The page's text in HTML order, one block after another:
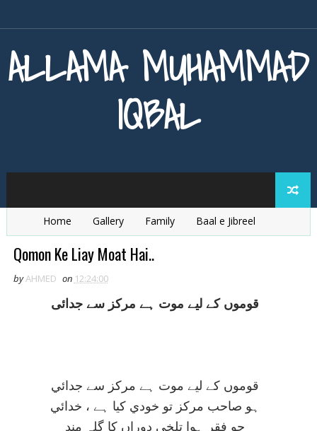
ALLAMA MUHAMMAD
IQBAL
Home Gallery Family
Baal e Jibreel
Zarb e Kaleem
Armaghan e Hijaz
Qomon Ke Liay Moat Hai..
byAHMED on 12:24:00
قوموں کے ليے موت ہے مرکز سے جدائی
قوموں کے ليے موت ہے مرکز سے جدائي
ہو صاحب مرکز تو خودي کيا ہے ، خدائي
جو فقر ہوا تلخي دوراں کا گلہ مند